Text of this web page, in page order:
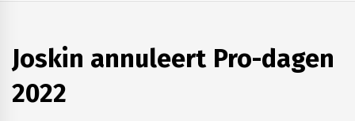
BEDRIJFSNIEUWS
BEURS
GRONDVERZET
TUINBOUW
VEEHOUDERIJ
Joskin annuleert Pro-dagen
2022